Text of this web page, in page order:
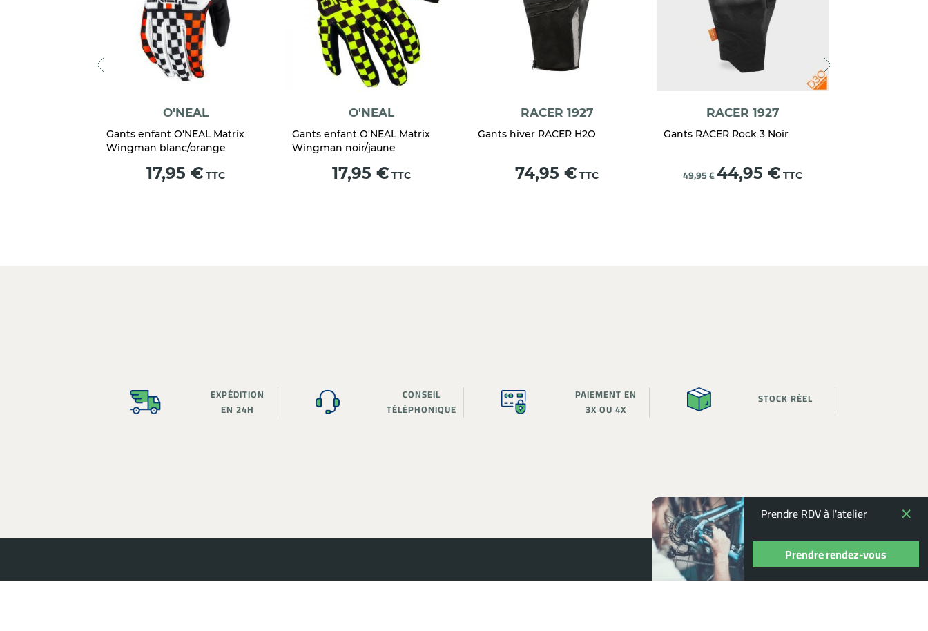
Prendre RDV à l'atelier
Prendre rendez-vous
O'NEAL
Gants enfant O'NEAL Matrix
Wingman blanc/orange
Prix
17,95 € TTC
O'NEAL
Gants enfant O'NEAL Matrix
Wingman noir/jaune
Prix
17,95 € TTC
RACER 1927
Gants hiver RACER H2O
Prix
74,95 € TTC
RACER 1927
Gants RACER Rock 3 Noir
49,95 €Prix
44,95 € TTC
EXPÉDITION
EN 24H
CONSEIL
TÉLÉPHONIQUE
PAIEMENT EN
3X OU 4X
STOCK RÉEL